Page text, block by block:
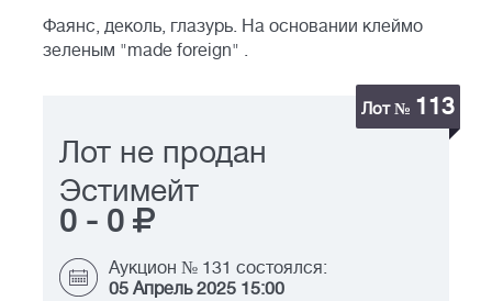
Фаянс, деколь, глазурь. На основании клеймо
зеленым "made foreign" .
Лот № 113
Лот не продан
Эстимейт
0 - 0
Аукцион № 131 состоялся:
05 Апрель 2025 15:00